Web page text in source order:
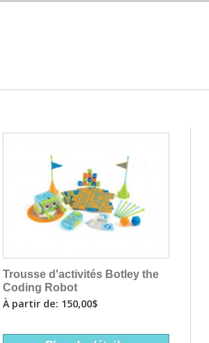
Trousse d'activités Botley the
Coding Robot
À partir de: 150,00$